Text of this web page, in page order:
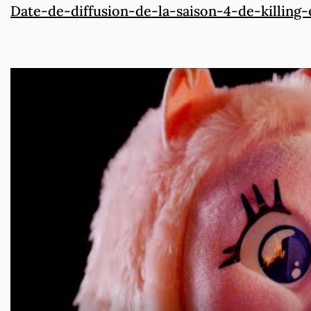
Date-de-diffusion-de-la-saison-4-de-killing-